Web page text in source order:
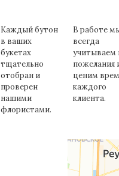
Каждый бутон
в ваших
букетах
тщательно
отобран и
проверен
нашими
флористами.
В работе
всегда
учитываем
пожелания
ценим
каждого
клиента.